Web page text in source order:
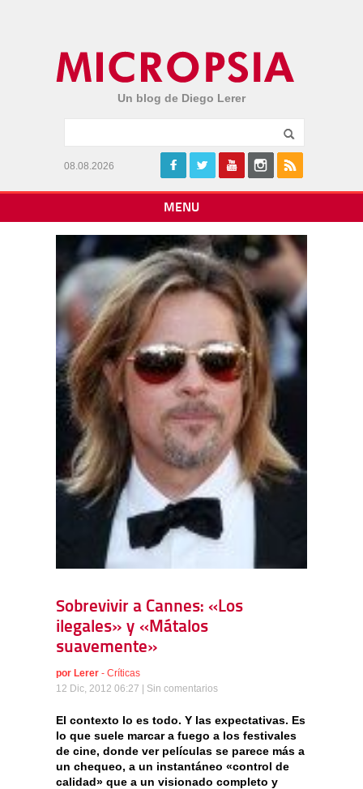
Un blog de Diego Lerer
08.08.2026
MENU
Sobrevivir a Cannes: «Los
ilegales» y «Mátalos
suavemente»
por Lerer - Críticas
12 Dic, 2012 06:27 | Sin comentarios
El contexto lo es todo. Y las expectativas. Es
lo que suele marcar a fuego a los festivales
de cine, donde ver películas se parece más a
un chequeo, a un instantáneo «control de
calidad» que a un visionado completo y